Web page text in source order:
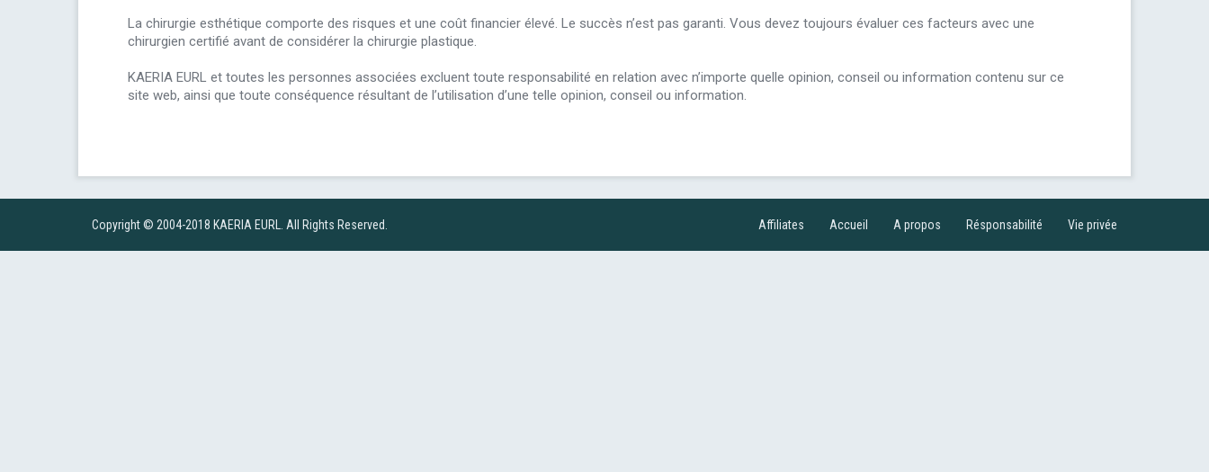
La chirurgie esthétique comporte des risques et une coût financier élevé. Le succès n’est pas garanti. Vous devez toujours évaluer ces facteurs avec une
chirurgien certifié avant de considérer la chirurgie plastique.
KAERIA EURL et toutes les personnes associées excluent toute responsabilité en relation avec n’importe quelle opinion, conseil ou information contenu sur ce
site web, ainsi que toute conséquence résultant de l’utilisation d’une telle opinion, conseil ou information.
Copyright © 2004-2018 KAERIA EURL. All Rights Reserved. Affiliates Accueil A propos Résponsabilité Vie privée